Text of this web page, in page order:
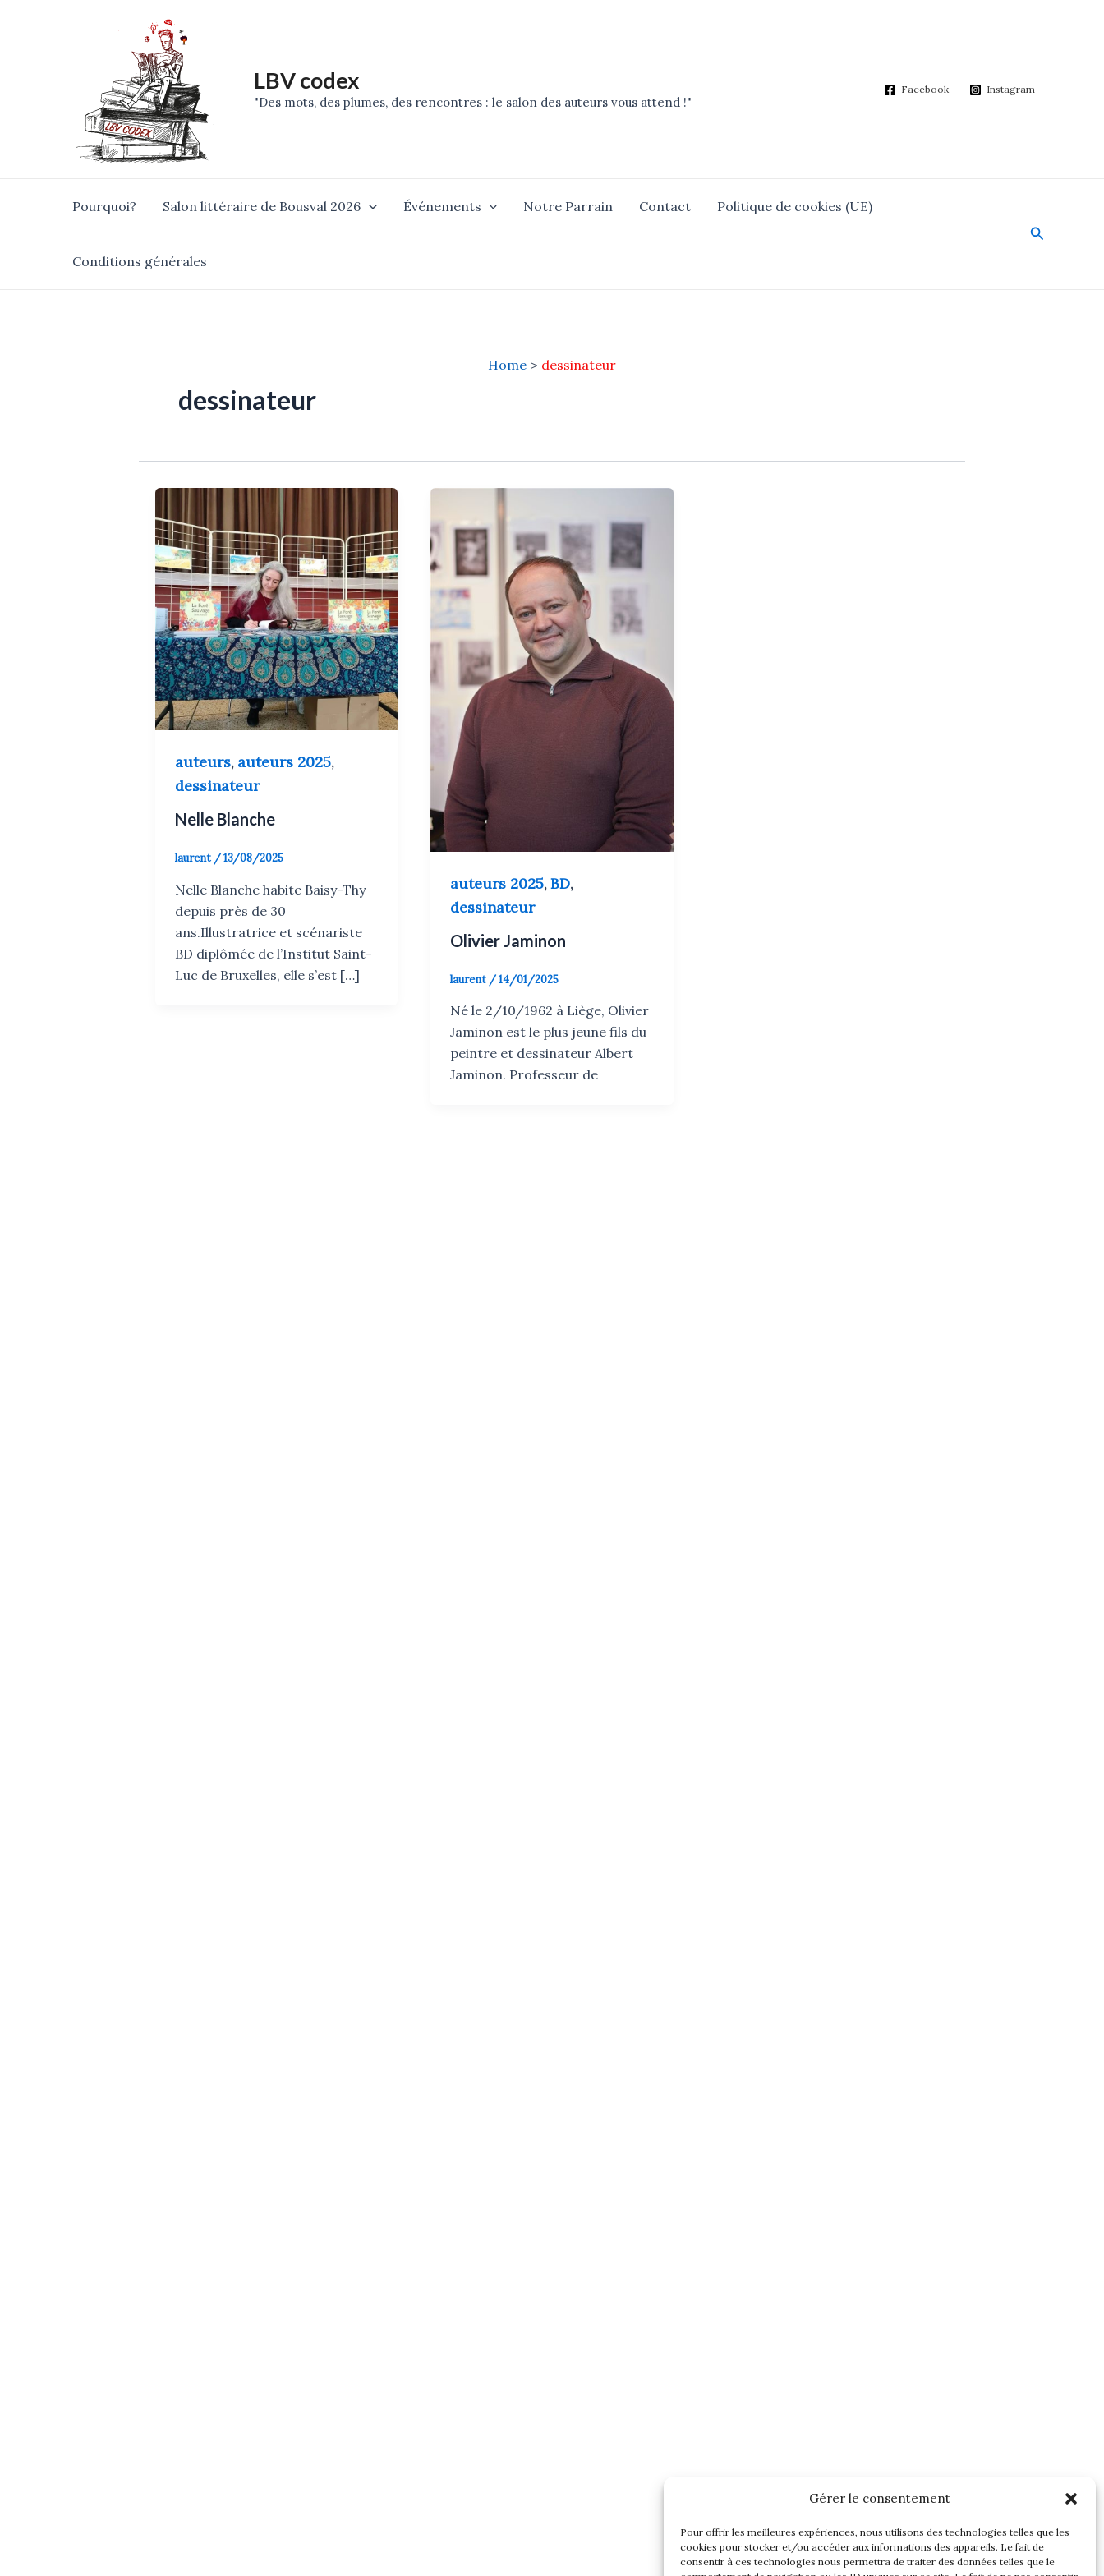
Gérer le consentement
Pour offrir les meilleures expériences, nous utilisons des technologies telles que les
cookies pour stocker et/ou accéder aux informations des appareils. Le fait de
consentir à ces technologies nous permettra de traiter des données telles que le
LBV codex
"Des mots, des plumes, des rencontres : le salon des auteurs vous attend !"
Facebook Instagram
Pourquoi? Salon littéraire de Bousval 2026 Événements Notre Parrain Contact Politique de cookies (UE)
Conditions générales
Search
Home dessinateur
dessinateur
auteurs, auteurs 2025,
dessinateur
Nelle Blanche
laurent /13/08/2025
Nelle Blanche habite Baisy-Thy
depuis près de 30
ans.Illustratrice et scénariste
BD diplômée de l’Institut Saint-
Luc de Bruxelles, elle s’est […]
auteurs 2025,BD,
dessinateur
Olivier Jaminon
laurent /14/01/2025
Né le 2/10/1962 à Liège, Olivier
Jaminon est le plus jeune fils du
peintre et dessinateur Albert
Jaminon. Professeur de